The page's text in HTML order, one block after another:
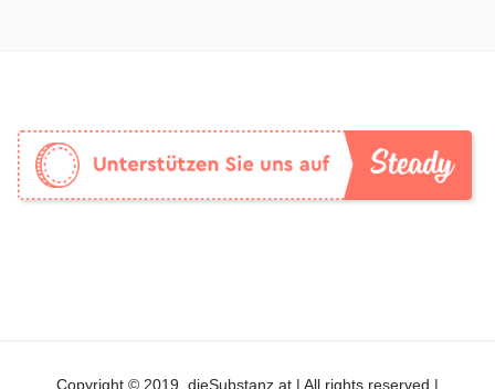
Copyright © 2019, dieSubstanz.at | All rights reserved |